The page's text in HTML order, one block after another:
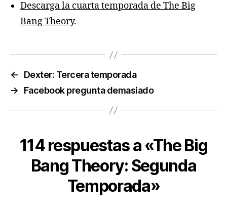
Descarga la cuarta temporada de The Big
Bang Theory.
←
Dexter: Tercera temporada
→
Facebook pregunta demasiado
114 respuestas a «The Big
Bang Theory: Segunda
Temporada»